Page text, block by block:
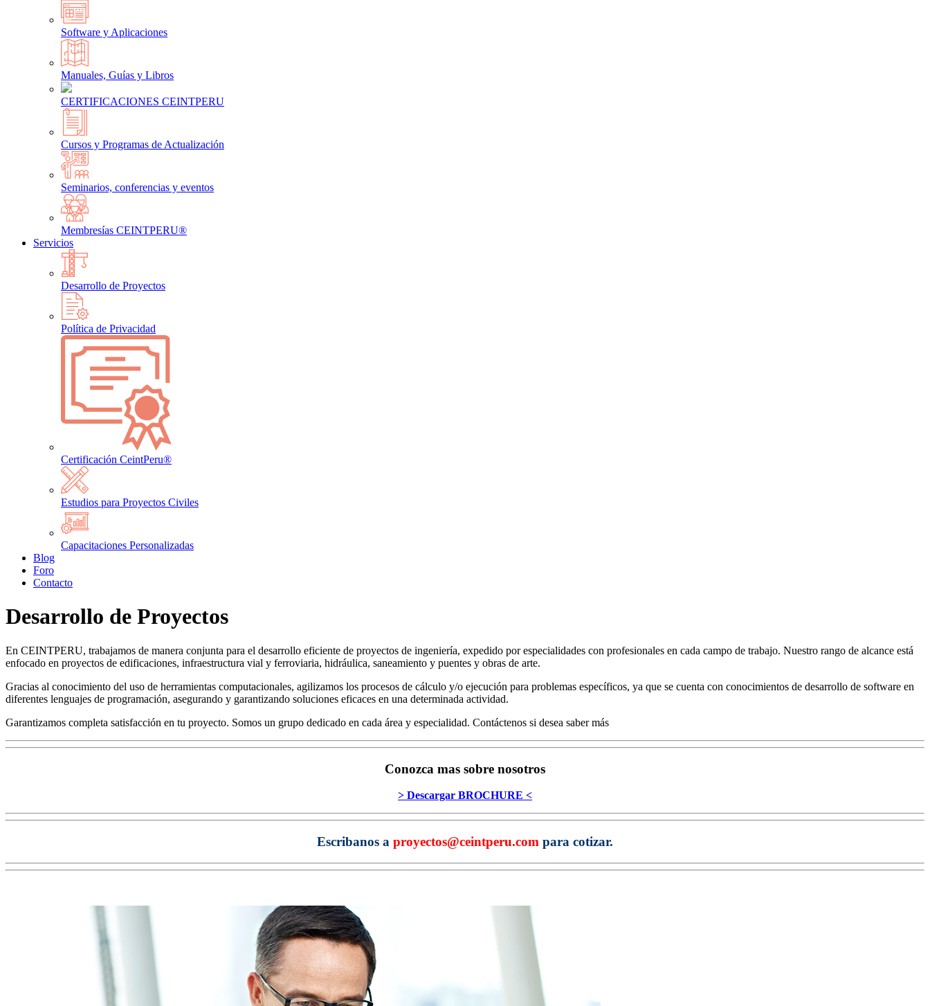
Software y Aplicaciones
Manuales, Guías y Libros
CERTIFICACIONES CEINTPERU
Cursos y Programas de Actualización
Seminarios, conferencias y eventos
Membresías CEINTPERU®
Servicios
Desarrollo de Proyectos
Política de Privacidad
Certificación CeintPeru®
Estudios para Proyectos Civiles
Capacitaciones Personalizadas
Blog
Foro
Contacto
Desarrollo de Proyectos
En CEINTPERU, trabajamos de manera conjunta para el desarrollo eficiente de proyectos de ingeniería, expedido por especialidades con profesionales en cada campo de trabajo. Nuestro rango de alcance está
enfocado en proyectos de edificaciones, infraestructura vial y ferroviaria, hidráulica, saneamiento y puentes y obras de arte.
Gracias al conocimiento del uso de herramientas computacionales, agilizamos los procesos de cálculo y/o ejecución para problemas específicos, ya que se cuenta con conocimientos de desarrollo de software en
diferentes lenguajes de programación, asegurando y garantizando soluciones eficaces en una determinada actividad.
Garantizamos completa satisfacción en tu proyecto. Somos un grupo dedicado en cada área y especialidad. Contáctenos si desea saber más
Conozca mas sobre nosotros
> Descargar BROCHURE <
Escribanos a proyectos@ceintperu.com para cotizar.